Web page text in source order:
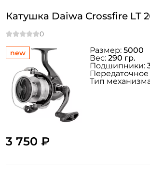
new
Катушка Daiwa Crossfire LT
3 750 ₽
Размер: 5000
Вес: 290 гр.
Подшипники:
Передаточное
Тип